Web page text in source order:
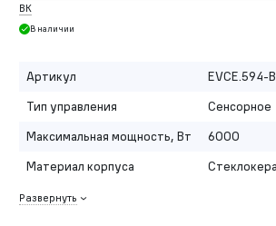
BK
В наличии
Артикул
EVCE.594-
Тип управления
Сенсорное
Максимальная мощность, Вт
6000
Материал корпуса
Развернуть